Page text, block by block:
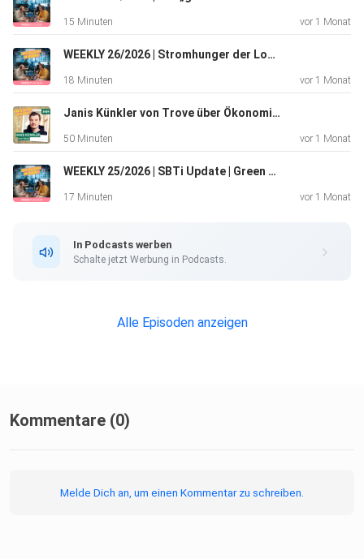
15 Minuten vor 1 Monat
WEEKLY 26/2026 | Stromhunger der Logistik wächst | Nachhaltigkeit vs. WM | Battery Swapping kommt nach Europa
18 Minuten vor 1 Monat
Janis Künkler von Trove über Ökonomie und Ökologie von Recommerce (#69)
50 Minuten vor 1 Monat
WEEKLY 25/2026 | SBTi Update | Green Jobs | Wie wirkt eigentlich das Lieferkettengesetz? | Newsletter-Empfehlung
17 Minuten vor 1 Monat
In Podcasts werben
Schalte jetzt Werbung in Podcasts.
Alle Episoden anzeigen
Kommentare (0)
Melde Dich an, um einen Kommentar zu schreiben.